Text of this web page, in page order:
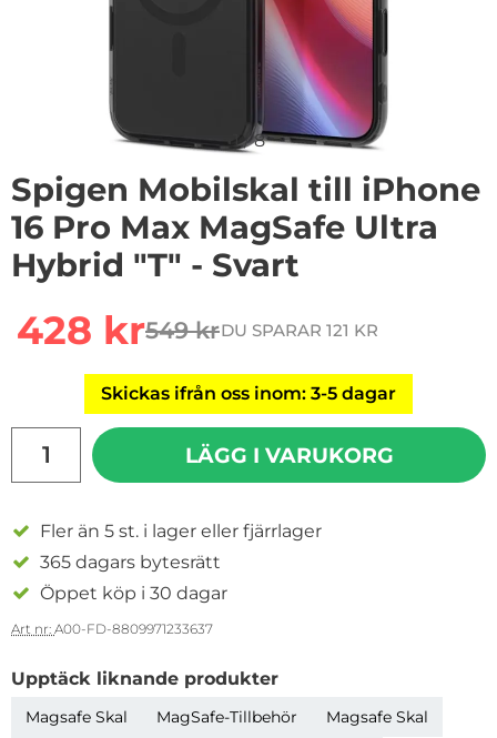
1/8
Spigen Mobilskal till iPhone
16 Pro Max MagSafe Ultra
Hybrid "T" - Svart
rea pris
428 krtidigare pris
549 krDU SPARAR 121 KR
Skickas ifrån oss inom: 3-5 dagar
LÄGG I VARUKORG
Fler än 5 st. i lager eller fjärrlager
365 dagars bytesrätt
Öppet köp i 30 dagar
Art nr: A00-FD-8809971233637
Upptäck liknande produkter
Magsafe Skal MagSafe-Tillbehör
Magsafe Skal